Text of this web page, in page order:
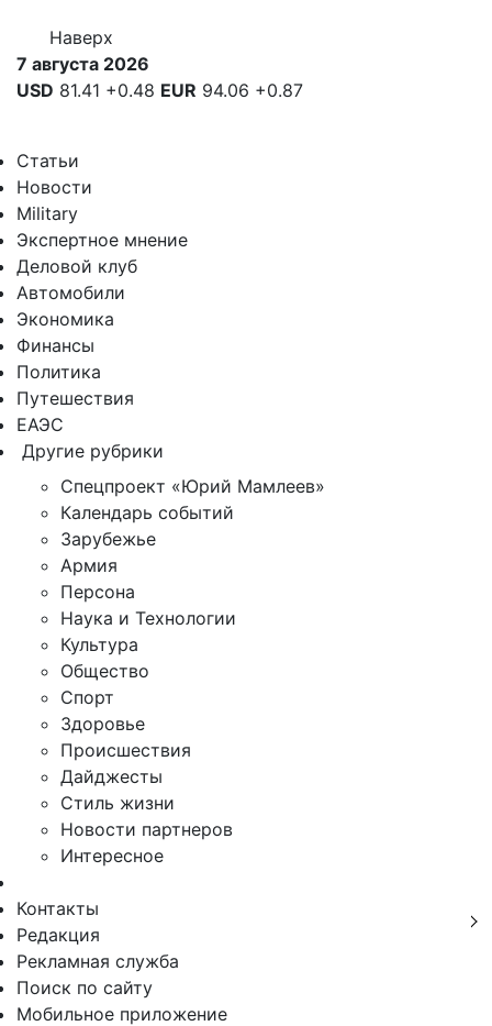
Наверх
7 августа 2026
USD 81.41 +0.48 EUR 94.06 +0.87
Статьи
Новости
Military
Экспертное мнение
Деловой клуб
Автомобили
Экономика
Финансы
Политика
Путешествия
ЕАЭС
Другие рубрики
Спецпроект «Юрий Мамлеев»
Календарь событий
Зарубежье
Армия
Персона
Наука и Технологии
Культура
Общество
Спорт
Здоровье
Происшествия
Дайджесты
Стиль жизни
Новости партнеров
Интересное
Контакты
Редакция
Рекламная служба
Поиск по сайту
Мобильное приложение